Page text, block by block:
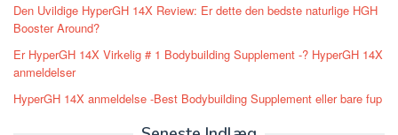
Den Uvildige HyperGH 14X Review: Er dette den bedste naturlige HGH
Booster Around?
Er HyperGH 14X Virkelig # 1 Bodybuilding Supplement -? HyperGH 14X
anmeldelser
HyperGH 14X anmeldelse -Best Bodybuilding Supplement eller bare fup